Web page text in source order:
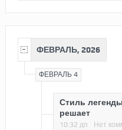
ФЕВРАЛЬ, 2026
ФЕВРАЛЬ 4
Стиль
решает
10:32 дп Нет